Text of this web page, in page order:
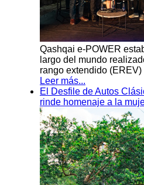
Qashqai e-POWER
largo del mundo
rango extendido
Leer más...
El Desfile de Autos
rinde homenaje a la